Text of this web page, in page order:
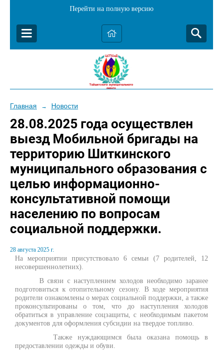
Перейти на полную версию
Главная → Новости
28.08.2025 года осуществлен
выезд Мобильной бригады на
территорию Шиткинского
муниципального образования с
целью информационно-
консультативной помощи
населению по вопросам
социальной поддержки.
28 августа 2025 г.
На мероприятии присутствовало 6 семьи (7 родителей, 12
несовершеннолетних).
В связи с наступлением холодов необходимо заранее
подготовиться к отопительному сезону. В ходе мероприятия
родители ознакомлены о мерах социальной поддержки, а также
проконсультированы о том, что до наступления холодов
обратиться в управление соцзащиты, с необходимым пакетом
документов для оформления субсидии на твердое топливо.
Также нуждающимся была оказана помощь в
предоставлении одежды и обуви.